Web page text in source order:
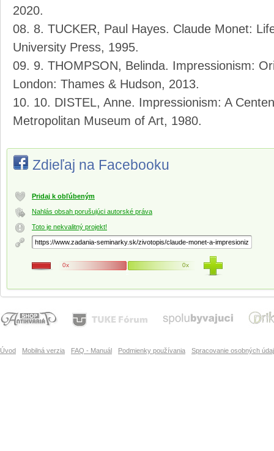
2020.
8. TUCKER, Paul Hayes. Claude Monet:
University Press, 1995.
9. THOMPSON, Belinda. Impressionism:
London: Thames & Hudson, 2013.
10. DISTEL, Anne. Impressionism: A
Metropolitan Museum of Art, 1980.
Zdieľaj na Facebooku
Pridaj k obľúbeným
Nahlás obsah porušujúci autorské práva
Toto je nekvalitný projekt!
0x 0x
Úvod Mobilná verzia FAQ - Manuál Podmienky používania Spracovanie osobných